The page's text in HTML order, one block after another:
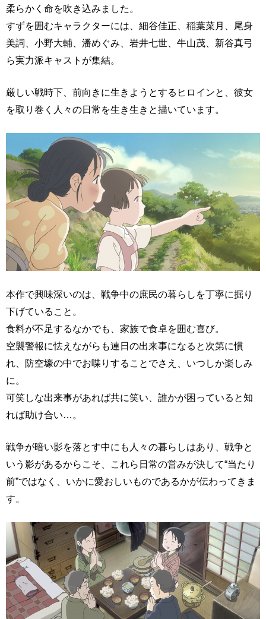
柔らかく命を吹き込みました。
すずを囲むキャラクターには、細谷佳正、稲葉菜月、尾身
美詞、小野大輔、潘めぐみ、岩井七世、牛山茂、新谷真弓
ら実力派キャストが集結。
厳しい戦時下、前向きに生きようとするヒロインと、彼女
を取り巻く人々の日常を生き生きと描いています。
本作で興味深いのは、戦争中の庶民の暮らしを丁寧に掘り
下げていること。
食料が不足するなかでも、家族で食卓を囲む喜び。
空襲警報に怯えながらも連日の出来事になると次第に慣
れ、防空壕の中でお喋りすることでさえ、いつしか楽しみ
に。
可笑しな出来事があれば共に笑い、誰かが困っていると知
れば助け合い…。
戦争が暗い影を落とす中にも人々の暮らしはあり、戦争と
いう影があるからこそ、これら日常の営みが決して“当たり
前”ではなく、いかに愛おしいものであるかが伝わってきま
す。